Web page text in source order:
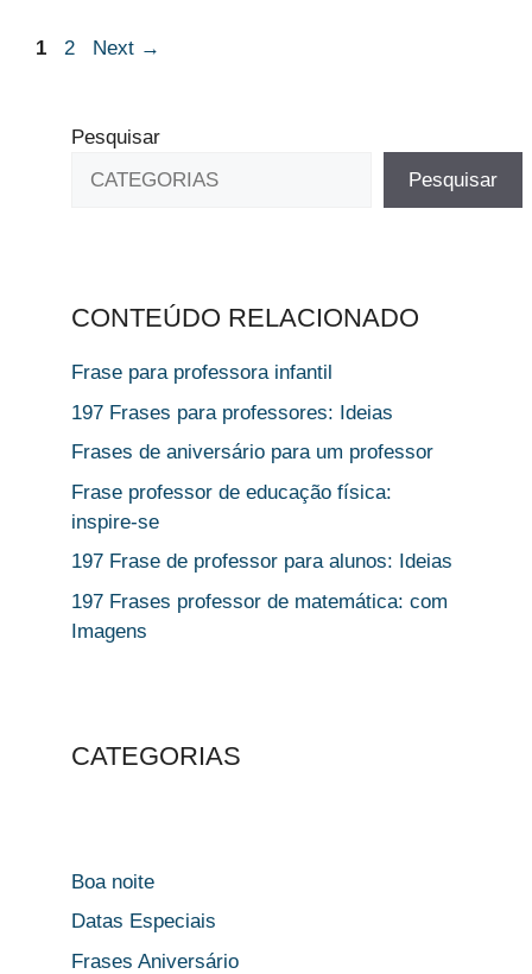
Page
1 Page
2 Next →
Pesquisar
Pesquisar
CONTEÚDO RELACIONADO
Frase para professora infantil
197 Frases para professores: Ideias
Frases de aniversário para um professor
Frase professor de educação física:
inspire-se
197 Frase de professor para alunos: Ideias
197 Frases professor de matemática: com
Imagens
CATEGORIAS
Boa noite
Datas Especiais
Frases Aniversário